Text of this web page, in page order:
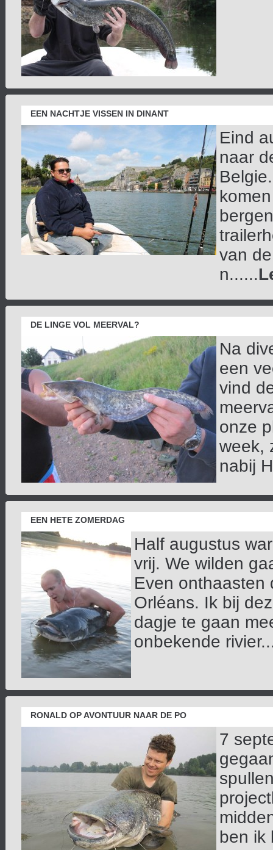
EEN NACHTJE VISSEN IN DINANT
Eind
naar
van
n......
DE LINGE VOL MEERVAL?
Na
een
vind
onze
week,
nabij
EEN HETE ZOMERDAG
Half augustus
vrij. We wilden
Even onthaasten
Orléans. Ik bij
dagje te gaan
onbekende
RONALD OP AVONTUUR NAAR DE PO
7
ben ik